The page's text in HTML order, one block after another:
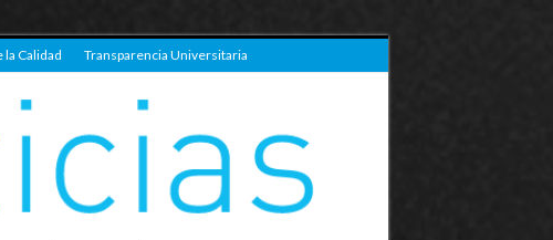
Calidad Transparencia Universitaria